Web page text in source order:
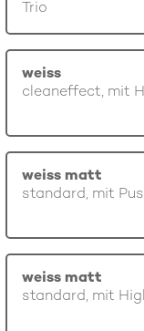
Trio
weiss
cleaneffect, mit
weiss matt
standard, mit
weiss matt
standard, mit